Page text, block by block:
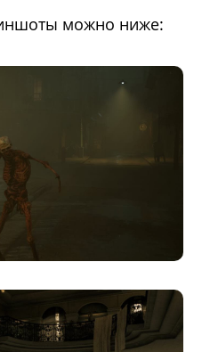
можно ниже: